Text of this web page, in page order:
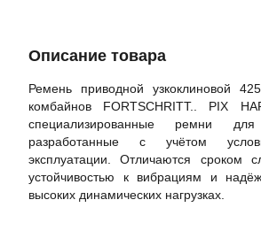
Описание товара
Ремень приводной узкоклиновой
комбайнов FORTSCHRITT.. PIX
специализированные ремни для
разработанные с учётом
эксплуатации. Отличаются сроком
устойчивостью к вибрациям и
высоких динамических нагрузках.